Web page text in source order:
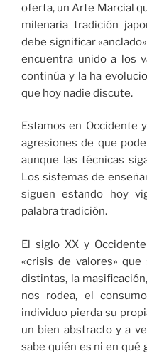
oferta, un Arte Marcial
milenaria tradición
debe significar
encuentra unido a los
continúa y la ha
que hoy nadie discute.
Estamos en Occidente
agresiones de que
aunque las técnicas
Los sistemas de
siguen estando hoy
palabra tradición.
El siglo XX y
«crisis de valores»
distintas, la
nos rodea, el
individuo pierda su
un bien abstracto y a
sabe quién es ni en qué